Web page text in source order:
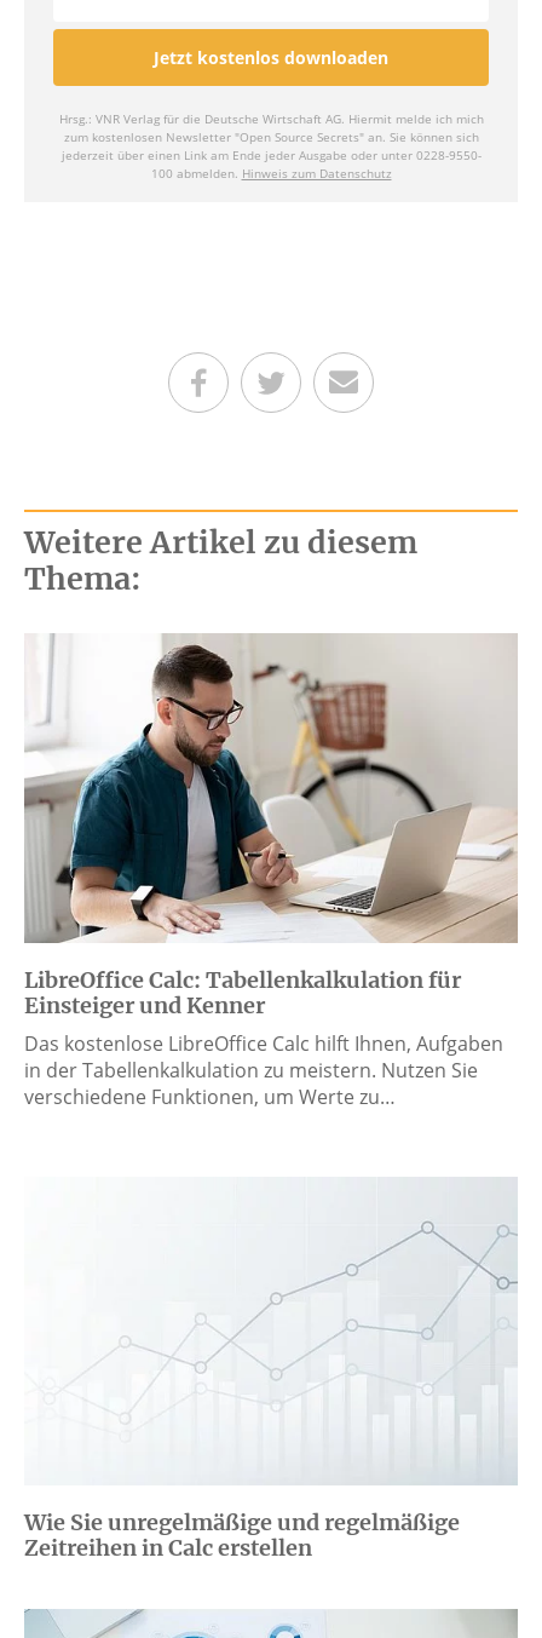
Teilen auf Facebook
Teilen auf Twitter
Per E-Mail senden
Weitere Artikel zu diesem
Thema:
LibreOffice Calc: Tabellenkalkulation für
Einsteiger und Kenner
Das kostenlose LibreOffice Calc hilft Ihnen, Aufgaben
in der Tabellenkalkulation zu meistern. Nutzen Sie
verschiedene Funktionen, um Werte zu…
Wie Sie unregelmäßige und regelmäßige
Zeitreihen in Calc erstellen